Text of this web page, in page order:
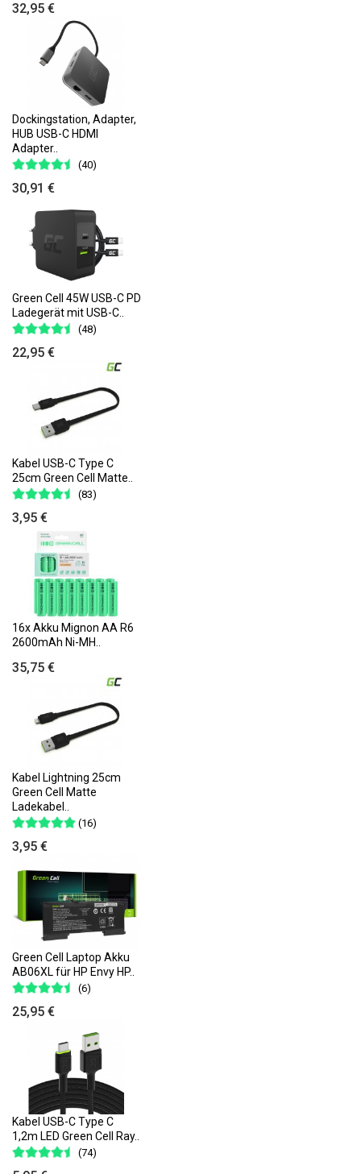
32,95 €
Dockingstation, Adapter,
HUB USB-C HDMI
Adapter..
(40)
30,91 €
Green Cell 45W USB-C PD
Ladegerät mit USB-C..
(48)
22,95 €
Kabel USB-C Type C
25cm Green Cell Matte..
(83)
3,95 €
16x Akku Mignon AA R6
2600mAh Ni-MH..
35,75 €
Kabel Lightning 25cm
Green Cell Matte
Ladekabel..
(16)
3,95 €
Green Cell Laptop Akku
AB06XL für HP Envy HP..
(6)
25,95 €
Kabel USB-C Type C
1,2m LED Green Cell Ray..
(74)